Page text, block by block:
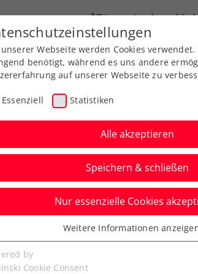
ÖTV
Ausbildung Services Über
Mer: Finale!
Erfolgslauf
Webseite werden Cookies
benötigt, während es uns andere
auf unserer Webseite zu
Essenziell Statistiken
Alle akzeptieren
Speichern & schließen
Nur essenzielle Cookies
Cookies werden für grundlegende
benötigt. Dadurch ist gewährleistet,
Weitere Informationen
by
Cookie Consent